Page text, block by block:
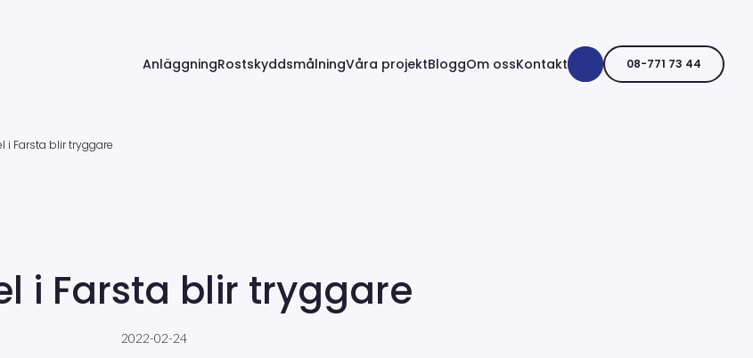
AnläggningRostskyddsmålningVåra projektBloggOm ossKontakt 08-771 73 44
i Farsta blir tryggare
i Farsta blir tryggare
2022-02-24